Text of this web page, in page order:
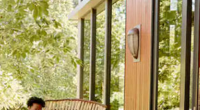
prema gore i prema dolje, kao i dodirom